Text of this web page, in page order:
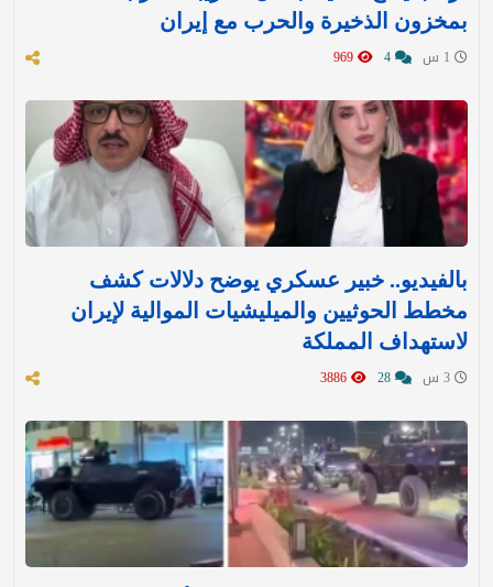
بمخزون الذخيرة والحرب مع إيران
بالفيديو.. خبير عسكري يوضح دلالات كشف
مخطط الحوثيين والميليشيات الموالية لإيران
لاستهداف المملكة